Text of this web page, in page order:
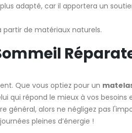
adapté, car il apportera un
partir de matériaux naturels.
Que vous optiez pour un
qui répond le mieux à vos besoins
alors ne négligez pas
pleines d’énergie !